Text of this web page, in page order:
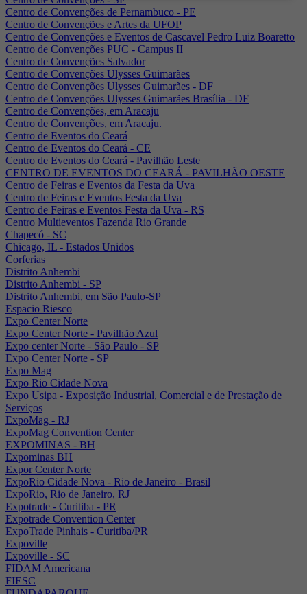
Centro de Convenções de Pernambuco - PE
Centro de Convenções e Artes da UFOP
Centro de Convenções e Eventos de Cascavel Pedro Luiz Boaretto
Centro de Convenções PUC - Campus II
Centro de Convenções Salvador
Centro de Convenções Ulysses Guimarães
Centro de Convenções Ulysses Guimarães - DF
Centro de Convenções Ulysses Guimarães Brasília - DF
Centro de Convenções, em Aracaju
Centro de Convenções, em Aracaju.
Centro de Eventos do Ceará
Centro de Eventos do Ceará - CE
Centro de Eventos do Ceará - Pavilhão Leste
CENTRO DE EVENTOS DO CEARÁ - PAVILHÃO OESTE
Centro de Feiras e Eventos da Festa da Uva
Centro de Feiras e Eventos Festa da Uva
Centro de Feiras e Eventos Festa da Uva - RS
Centro Multieventos Fazenda Rio Grande
Chapecó - SC
Chicago, IL - Estados Unidos
Corferias
Distrito Anhembi
Distrito Anhembi - SP
Distrito Anhembi, em São Paulo-SP
Espacio Riesco
Expo Center Norte
Expo Center Norte - Pavilhão Azul
Expo center Norte - São Paulo - SP
Expo Center Norte - SP
Expo Mag
Expo Rio Cidade Nova
Expo Usipa - Exposição Industrial, Comercial e de Prestação de
Serviços
ExpoMag - RJ
ExpoMag Convention Center
EXPOMINAS - BH
Expominas BH
Expor Center Norte
ExpoRio Cidade Nova - Rio de Janeiro - Brasil
ExpoRio, Rio de Janeiro, RJ
Expotrade - Curitiba - PR
Expotrade Convention Center
ExpoTrade Pinhais - Curitiba/PR
Expoville
Expoville - SC
FIDAM Americana
FIESC